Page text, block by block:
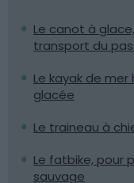
Le canot à
transport du
Le kayak de mer
glacée
Le traineau à
Le fatbike, pour
sauvage